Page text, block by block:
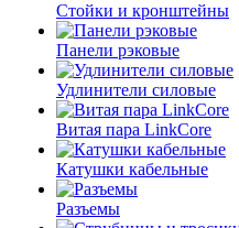
Стойки и кронштейны
Панели рэковые
Удлинители силовые
Витая пара LinkCore
Катушки кабельные
Разъемы